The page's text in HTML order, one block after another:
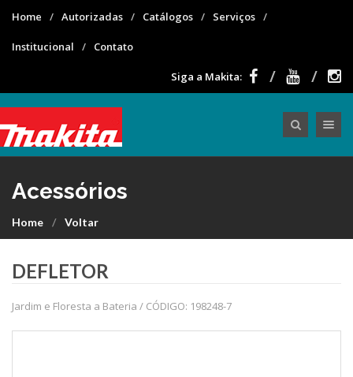
Home Autorizadas Catálogos Serviços
Institucional Contato
Siga a Makita:
Acessórios
Home Voltar
DEFLETOR
Jardim e Floresta a Bateria / CÓDIGO: 198248-7